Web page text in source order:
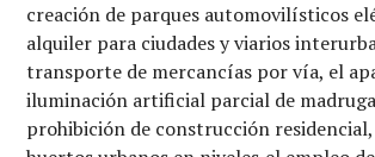
creación de parques automovilísticos
alquiler para ciudades y viarios
transporte de mercancías por vía, el
iluminación artificial parcial de
prohibición de construcción residencial,